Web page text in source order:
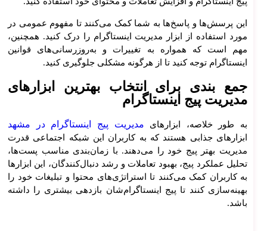
این پرسش‌ها و پاسخ‌ها به شما کمک می‌کنند تا مفهوم عمومی در
مورد استفاده از ابزار مدیریت اینستاگرام را درک کنید. همچنین،
مهم است که همواره به تغییرات و به‌روزرسانی‌های قوانین
اینستاگرام توجه کنید تا از هرگونه مشکلی جلوگیری کنید.
جمع بندی برای انتخاب بهترین ابزارهای
مدیریت پیج اینستاگرام
به طور خلاصه، ابزارهای مدیریت پیج اینستاگرام در مشهد
ابزارهای جذابی هستند که به کاربران این شبکه اجتماعی قدرت
مدیریت بهتر پیج خود را می‌دهند. با زمان‌بندی مناسب پست‌ها،
تحلیل عملکرد پیج، بهبود تعاملات و رشد دنبال‌کنندگان، این ابزارها
به کاربران کمک می‌کنند تا استراتژی‌های محتوا و تبلیغات خود را
بهینه‌سازی کنند تا پیج اینستاگرام‌شان بازدهی بیشتری را داشته
باشد.